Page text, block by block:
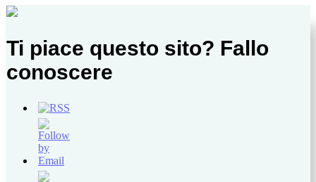
Ti piace questo sito? Fallo
conoscere